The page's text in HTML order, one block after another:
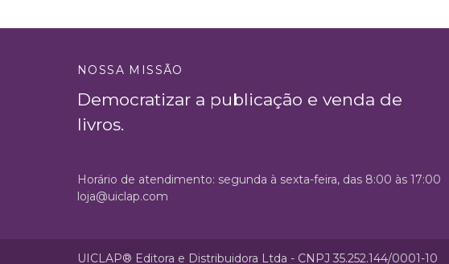
NOSSA MISSÃO
Democratizar a publicação e venda de
livros.
Horário de atendimento: segunda à sexta-feira, das 8:00 às 17:00
loja@uiclap.com
UICLAP® Editora e Distribuidora Ltda - CNPJ 35.252.144/0001-10